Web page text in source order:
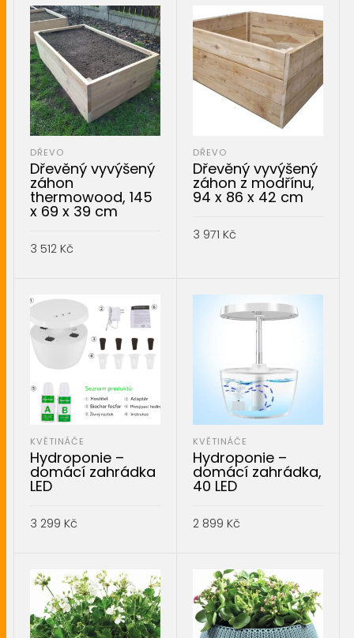
DŘEVO
Dřevěný vyvýšený
záhon
thermowood, 145
x 69 x 39 cm
3 512 Kč
DŘEVO
Dřevěný vyvýšený
záhon z modřínu,
94 x 86 x 42 cm
3 971 Kč
KVĚTINÁČE
Hydroponie –
domácí zahrádka
LED
3 299 Kč
KVĚTINÁČE
Hydroponie –
domácí zahrádka,
40 LED
2 899 Kč